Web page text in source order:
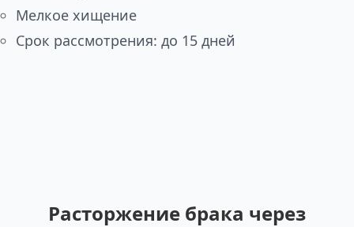
Мелкое хищение
Срок рассмотрения: до 15 дней
Расторжение брака через